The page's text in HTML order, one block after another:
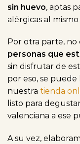
sin huevo, aptas
alérgicas al mismo
Por otra parte,
personas que
sin disfrutar de
por eso, se
nuestra tienda
listo para
valenciana a ese
A su vez,